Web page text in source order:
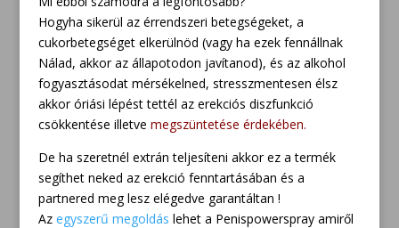
Hogyha sikerül az érrendszeri betegségeket, a
cukorbetegséget elkerülnöd (vagy ha ezek fennállnak
Nálad, akkor az állapotodon javítanod), és az alkohol
fogyasztásodat mérsékelned, stresszmentesen élsz
akkor óriási lépést tettél az erekciós diszfunkció
csökkentése illetve megszüntetése érdekében.
De ha szeretnél extrán teljesíteni akkor ez a termék
segíthet neked az erekció fenntartásában és a
partnered meg lesz elégedve garantáltan !
Az egyszerű megoldás lehet a Penispowerspray amiről